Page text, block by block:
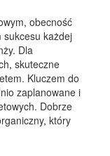
obecność
sukcesu każdej
Dla
skuteczne
Kluczem do
zaplanowane i
Dobrze
który